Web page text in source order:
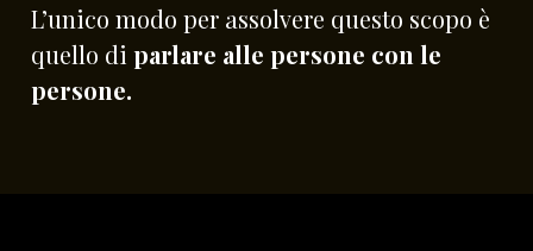
L’unico modo per assolvere questo scopo è
quello di parlare alle persone con le
persone.